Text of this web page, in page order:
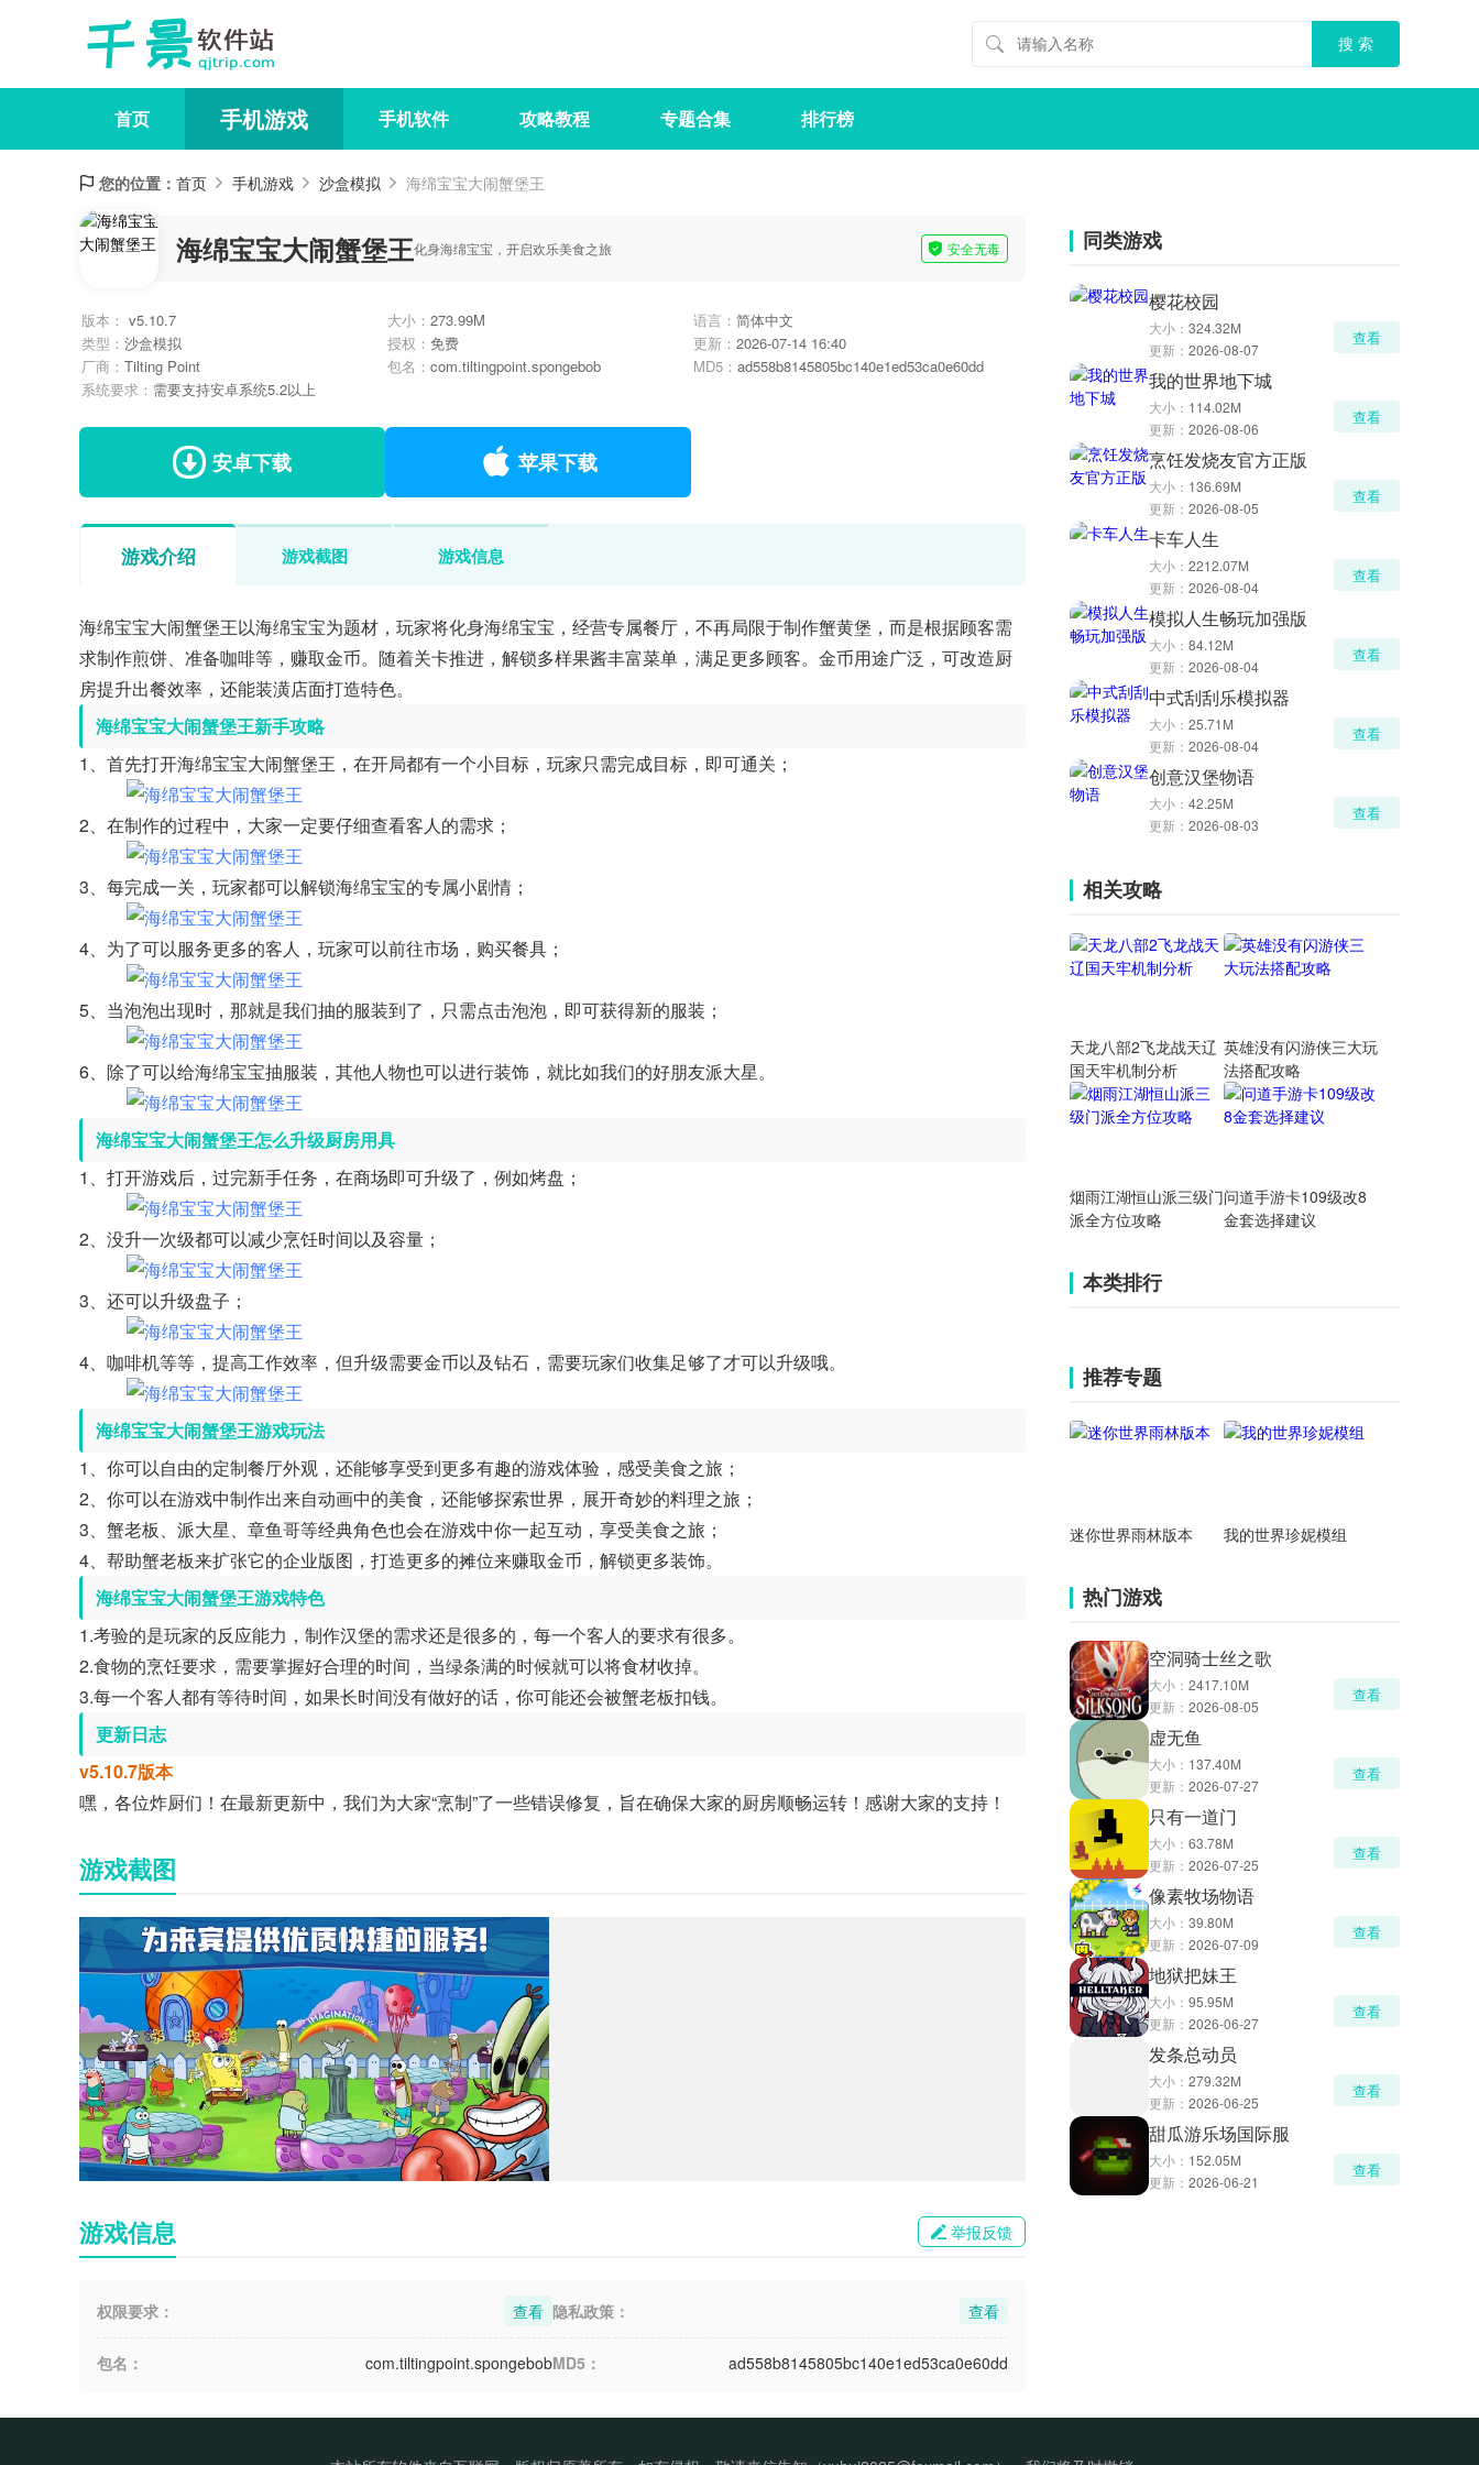
首页 手机游戏 手机软件 攻略教程 专题合集 排行榜
您的位置： 首页 手机游戏 沙盒模拟 海绵宝宝大闹蟹堡王
海绵宝宝大闹蟹堡王化身海绵宝宝，开启欢乐美食之旅 安全无毒
版本： v5.10.7 大小： 273.99M 语言： 简体中文
类型： 沙盒模拟 授权： 免费 更新： 2026-07-14 16:40
厂商： Tilting Point 包名： com.tiltingpoint.spongebob MD5： ad558b8145805bc140e1ed53ca0e60dd
系统要求： 需要支持安卓系统5.2以上
安卓下载 苹果下载
游戏介绍 游戏截图 游戏信息
海绵宝宝大闹蟹堡王以海绵宝宝为题材，玩家将化身海绵宝宝，经营专属餐厅，不再局限于制作蟹黄堡，而是根据顾客需
求制作煎饼、准备咖啡等，赚取金币。随着关卡推进，解锁多样果酱丰富菜单，满足更多顾客。金币用途广泛，可改造厨
房提升出餐效率，还能装潢店面打造特色。
海绵宝宝大闹蟹堡王新手攻略
1、首先打开海绵宝宝大闹蟹堡王，在开局都有一个小目标，玩家只需完成目标，即可通关；
2、在制作的过程中，大家一定要仔细查看客人的需求；
3、每完成一关，玩家都可以解锁海绵宝宝的专属小剧情；
4、为了可以服务更多的客人，玩家可以前往市场，购买餐具；
5、当泡泡出现时，那就是我们抽的服装到了，只需点击泡泡，即可获得新的服装；
6、除了可以给海绵宝宝抽服装，其他人物也可以进行装饰，就比如我们的好朋友派大星。
海绵宝宝大闹蟹堡王怎么升级厨房用具
1、打开游戏后，过完新手任务，在商场即可升级了，例如烤盘；
2、没升一次级都可以减少烹饪时间以及容量；
3、还可以升级盘子；
4、咖啡机等等，提高工作效率，但升级需要金币以及钻石，需要玩家们收集足够了才可以升级哦。
海绵宝宝大闹蟹堡王游戏玩法
1、你可以自由的定制餐厅外观，还能够享受到更多有趣的游戏体验，感受美食之旅；
2、你可以在游戏中制作出来自动画中的美食，还能够探索世界，展开奇妙的料理之旅；
3、蟹老板、派大星、章鱼哥等经典角色也会在游戏中你一起互动，享受美食之旅；
4、帮助蟹老板来扩张它的企业版图，打造更多的摊位来赚取金币，解锁更多装饰。
海绵宝宝大闹蟹堡王游戏特色
1.考验的是玩家的反应能力，制作汉堡的需求还是很多的，每一个客人的要求有很多。
2.食物的烹饪要求，需要掌握好合理的时间，当绿条满的时候就可以将食材收掉。
3.每一个客人都有等待时间，如果长时间没有做好的话，你可能还会被蟹老板扣钱。
更新日志
v5.10.7版本
嘿，各位炸厨们！在最新更新中，我们为大家“烹制”了一些错误修复，旨在确保大家的厨房顺畅运转！感谢大家的支持！
游戏截图
游戏信息 举报反馈
权限要求： 查看 隐私政策： 查看
包名： com.tiltingpoint.spongebobMD5： ad558b8145805bc140e1ed53ca0e60dd
同类游戏
樱花校园
大小： 324.32M
更新： 2026-08-07
查看
我的世界地下城
大小： 114.02M
更新： 2026-08-06
查看
烹饪发烧友官方正版
大小： 136.69M
更新： 2026-08-05
查看
卡车人生
大小： 2212.07M
更新： 2026-08-04
查看
模拟人生畅玩加强版
大小： 84.12M
更新： 2026-08-04
查看
中式刮刮乐模拟器
大小： 25.71M
更新： 2026-08-04
查看
创意汉堡物语
大小： 42.25M
更新： 2026-08-03
查看
相关攻略
天龙八部2飞龙战天辽
国天牢机制分析
英雄没有闪游侠三大玩
法搭配攻略
烟雨江湖恒山派三级门
派全方位攻略
问道手游卡109级改8
金套选择建议
本类排行
推荐专题
迷你世界雨林版本 我的世界珍妮模组
热门游戏
空洞骑士丝之歌
大小： 2417.10M
更新： 2026-08-05
查看
虚无鱼
大小： 137.40M
更新： 2026-07-27
查看
只有一道门
大小： 63.78M
更新： 2026-07-25
查看
像素牧场物语
大小： 39.80M
更新： 2026-07-09
查看
地狱把妹王
大小： 95.95M
更新： 2026-06-27
查看
发条总动员
大小： 279.32M
更新： 2026-06-25
查看
甜瓜游乐场国际服
大小： 152.05M
更新： 2026-06-21
查看